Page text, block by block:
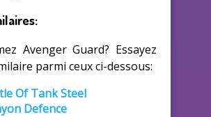
Avenger Guard? Essayez
parmi ceux ci-dessous:
Of Tank Steel
Defence